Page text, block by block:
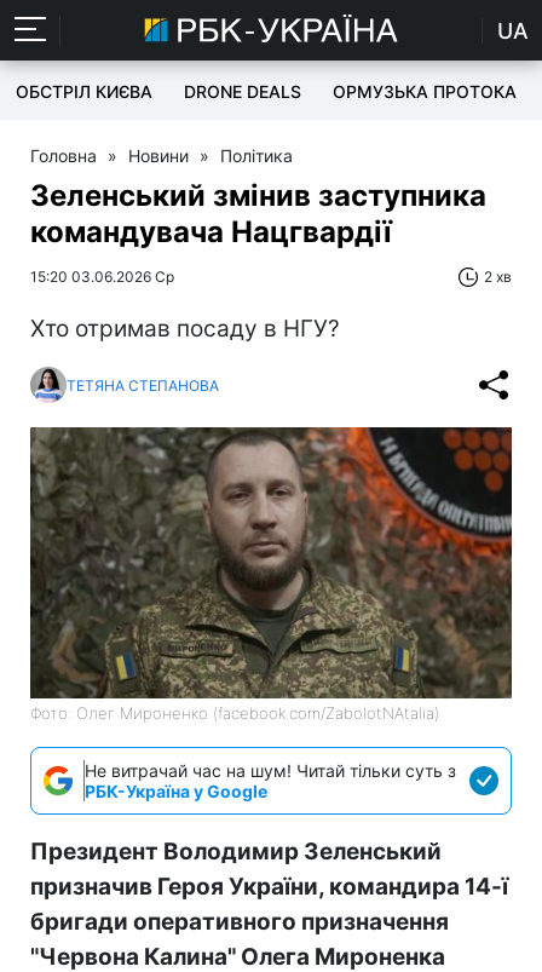
UA
ОБСТРІЛ КИЄВА DRONE DEALS ОРМУЗЬКА ПРОТОКА
Головна » Новини » Політика
Зеленський змінив заступника
командувача Нацгвардії
15:20 03.06.2026 Ср 2 хв
Хто отримав посаду в НГУ?
ТЕТЯНА СТЕПАНОВА
Фото: Олег Мироненко (facebook.com/ZabolotNAtalia)
Не витрачай час на шум! Читай тільки суть з
РБК-Україна у Google
Президент Володимир Зеленський
призначив Героя України, командира 14-ї
бригади оперативного призначення
"Червона Калина" Олега Мироненка